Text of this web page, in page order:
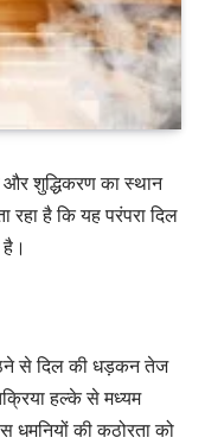
और शुद्धिकरण का स्थान
रहा है कि यह परंपरा दिल
से दिल की धड़कन तेज
हल्के से मध्यम
धमनियों की कठोरता को